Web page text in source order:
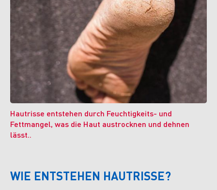
Hautrisse entstehen durch Feuchtigkeits- und
Fettmangel, was die Haut austrocknen und dehnen
lässt..
WIE ENTSTEHEN HAUTRISSE?